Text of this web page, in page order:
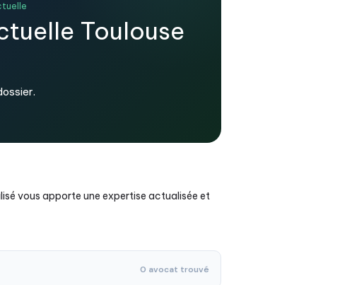
Toulouse
vous apporte une expertise actualisée et
0 avocat trouvé